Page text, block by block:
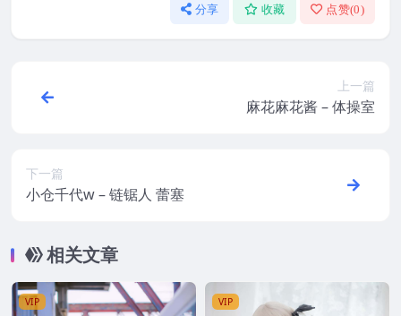
分享 收藏 点赞(0)
上一篇
麻花麻花酱 – 体操室
下一篇
小仓千代w – 链锯人 蕾塞
相关文章
VIP VIP